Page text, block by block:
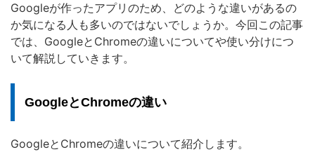
Googleが作ったアプリのため、どのような違いがあるの
か気になる人も多いのではないでしょうか。今回この記事
では、GoogleとChromeの違いについてや使い分けにつ
いて解説していきます。
GoogleとChromeの違い
GoogleとChromeの違いについて紹介します。